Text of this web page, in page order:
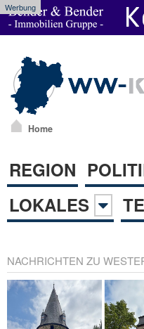
Werbung
Home
REGION
LOKALES
NACHRICHTEN ZU